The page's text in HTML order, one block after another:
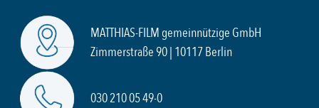
MATTHIAS-FILM gemeinnützige GmbH
Zimmerstraße 90 | 10117 Berlin
030 210 05 49-0